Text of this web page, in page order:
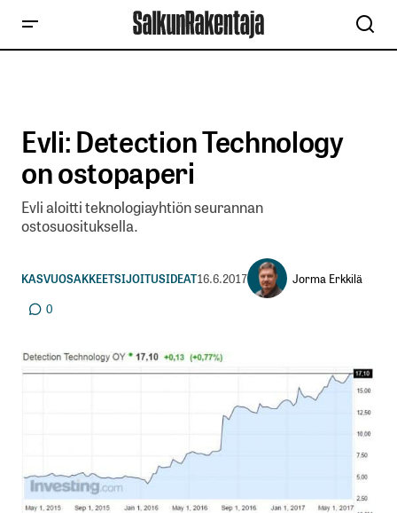
Evli: Detection Technology
on ostopaperi
Evli aloitti teknologiayhtiön seurannan
ostosuosituksella.
KASVUOSAKKEETSIJOITUSIDEAT16.6.2017
Jorma Erkkilä
0